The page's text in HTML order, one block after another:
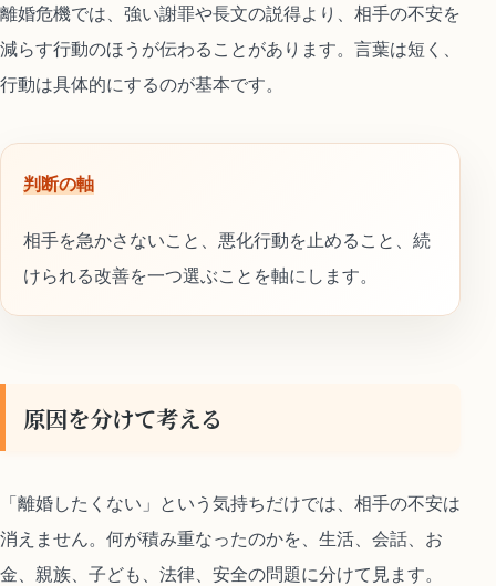
離婚危機では、強い謝罪や長文の説得より、相手の不安を
減らす行動のほうが伝わることがあります。言葉は短く、
行動は具体的にするのが基本です。
判断の軸
相手を急かさないこと、悪化行動を止めること、続
けられる改善を一つ選ぶことを軸にします。
原因を分けて考える
「離婚したくない」という気持ちだけでは、相手の不安は
消えません。何が積み重なったのかを、生活、会話、お
金、親族、子ども、法律、安全の問題に分けて見ます。